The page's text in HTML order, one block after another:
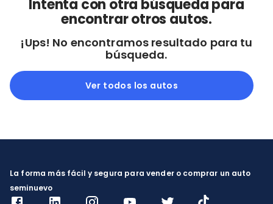
Intenta con otra búsqueda para
encontrar otros autos.
¡Ups! No encontramos resultado para tu
búsqueda.
Ver todos los autos
La forma más fácil y segura para vender o comprar un auto
seminuevo